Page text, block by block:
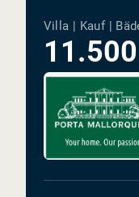
Villa | Kauf |